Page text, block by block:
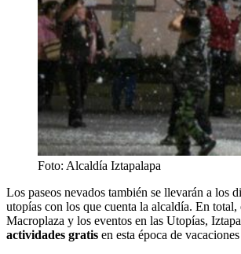
Foto: Alcaldía Iztapalapa
Los paseos nevados también se llevarán a los
utopías con los que cuenta la alcaldía. En total,
Macroplaza y los eventos en las Utopías,
actividades gratis en esta época de